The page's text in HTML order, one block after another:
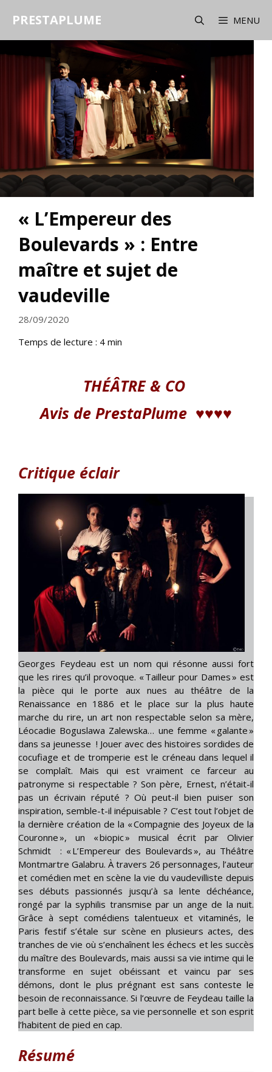
PRESTAPLUME MENU
« L’Empereur des
Boulevards » : Entre
maître et sujet de
vaudeville
28/09/2020
Temps de lecture : 4 min
THÉÂTRE & CO
Avis de PrestaPlume ♥♥♥♥
Critique éclair
Georges Feydeau est un nom qui résonne aussi fort
que les rires qu’il provoque. « Tailleur pour Dames » est
la pièce qui le porte aux nues au théâtre de la
Renaissance en 1886 et le place sur la plus haute
marche du rire, un art non respectable selon sa mère,
Léocadie Boguslawa Zalewska… une femme « galante »
dans sa jeunesse ! Jouer avec des histoires sordides de
cocufiage et de tromperie est le créneau dans lequel il
se complaît. Mais qui est vraiment ce farceur au
patronyme si respectable ? Son père, Ernest, n’était-il
pas un écrivain réputé ? Où peut-il bien puiser son
inspiration, semble-t-il inépuisable ? C’est tout l’objet de
la dernière création de la « Compagnie des Joyeux de la
Couronne », un « biopic » musical écrit par Olivier
Schmidt : « L’Empereur des Boulevards », au Théâtre
Montmartre Galabru. À travers 26 personnages, l’auteur
et comédien met en scène la vie du vaudevilliste depuis
ses débuts passionnés jusqu’à sa lente déchéance,
rongé par la syphilis transmise par un ange de la nuit.
Grâce à sept comédiens talentueux et vitaminés, le
Paris festif s’étale sur scène en plusieurs actes, des
tranches de vie où s’enchaînent les échecs et les succès
du maître des Boulevards, mais aussi sa vie intime qui le
transforme en sujet obéissant et vaincu par ses
démons, dont le plus prégnant est sans conteste le
besoin de reconnaissance. Si l’œuvre de Feydeau taille la
part belle à cette pièce, sa vie personnelle et son esprit
l’habitent de pied en cap.
Résumé